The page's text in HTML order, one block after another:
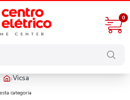
0
›Vicsa
categoria